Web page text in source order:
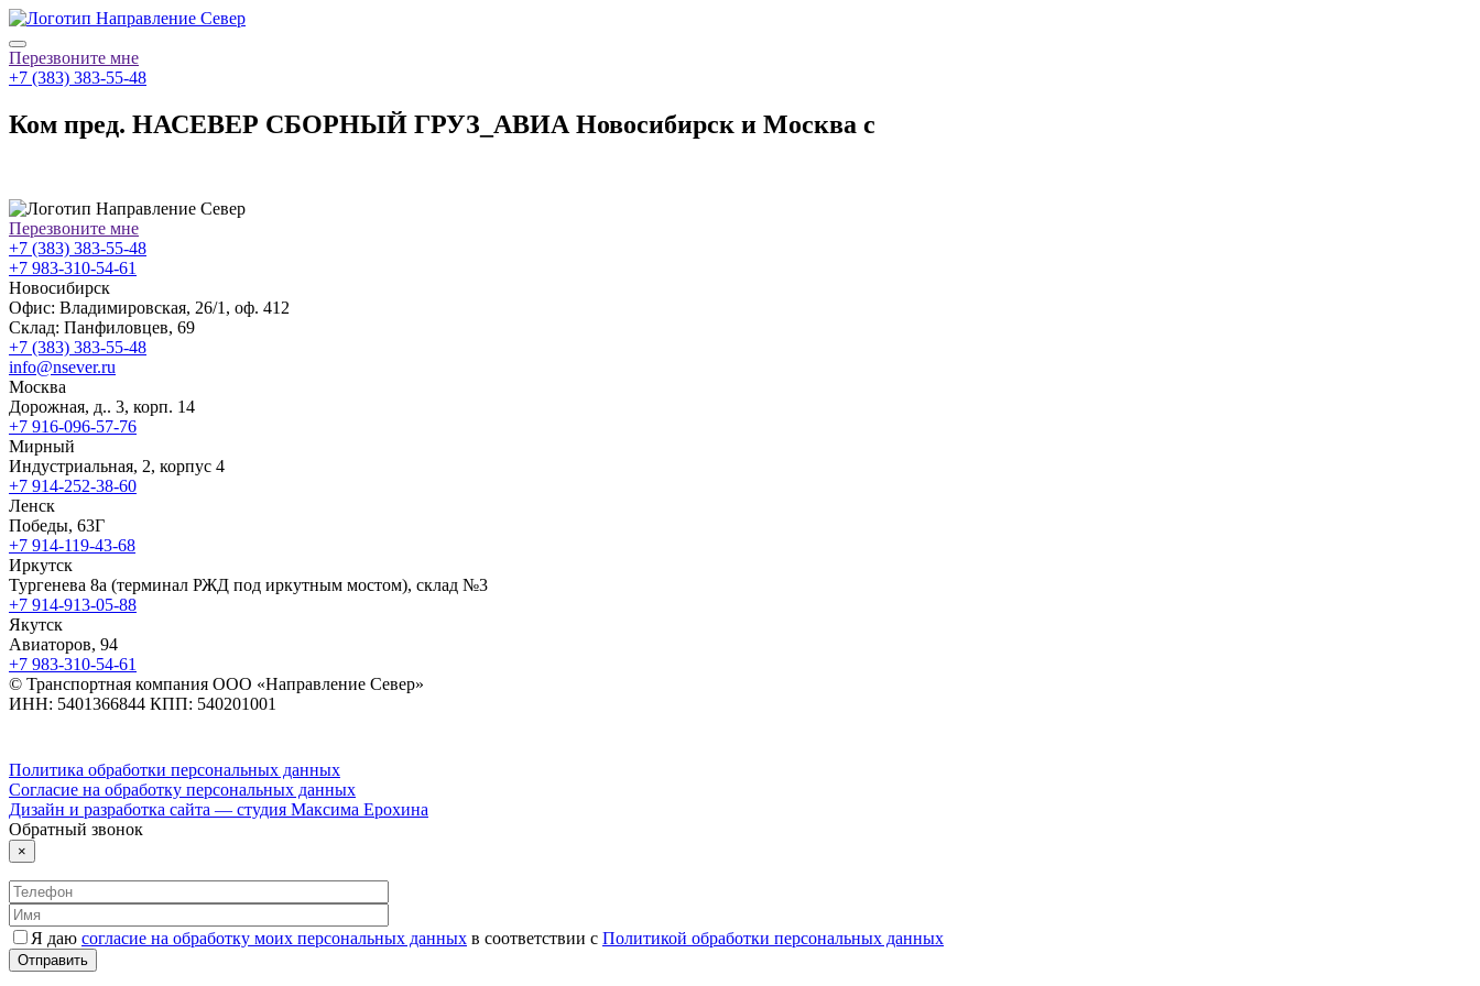
Перезвоните мне
+7 (383) 383-55-48
Ком пред. НАСЕВЕР СБОРНЫЙ ГРУЗ_АВИА Новосибирск и Москва с
Перезвоните мне
+7 (383) 383-55-48
+7 983-310-54-61
Новосибирск
Офис: Владимировская, 26/1, оф. 412
Склад: Панфиловцев, 69
+7 (383) 383-55-48
info@nsever.ru
Москва
Дорожная, д.. 3, корп. 14
+7 916-096-57-76
Мирный
Индустриальная, 2, корпус 4
+7 914-252-38-60
Ленск
Победы, 63Г
+7 914-119-43-68
Иркутск
Тургенева 8а (терминал РЖД под иркутным мостом), склад №3
+7 914-913-05-88
Якутск
Авиаторов, 94
+7 983-310-54-61
© Транспортная компания ООО «Направление Север»
ИНН: 5401366844 КПП: 540201001
Политика обработки персональных данных
Согласие на обработку персональных данных
Дизайн и разработка сайта — студия Максима Ерохина
Обратный звонок
×
Я даю согласие на обработку моих персональных данных в соответствии с Политикой обработки персональных данных
Отправить